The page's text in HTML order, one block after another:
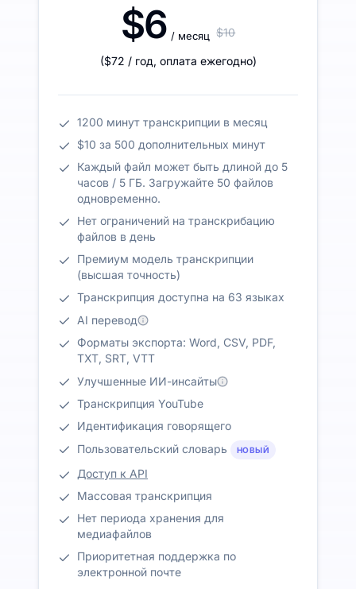
$6 / месяц $10
($72 / год, оплата ежегодно)
1200 минут транскрипции в месяц
$10 за 500 дополнительных минут
Каждый файл может быть длиной до 5
часов / 5 ГБ. Загружайте 50 файлов
одновременно.
Нет ограничений на транскрибацию
файлов в день
Премиум модель транскрипции
(высшая точность)
Транскрипция доступна на 63 языках
AI перевод
Форматы экспорта: Word, CSV, PDF,
TXT, SRT, VTT
Улучшенные ИИ-инсайты
Транскрипция YouTube
Идентификация говорящего
Пользовательский словарь
НОВЫЙ
Доступ к API
Массовая транскрипция
Нет периода хранения для
медиафайлов
Приоритетная поддержка по
электронной почте